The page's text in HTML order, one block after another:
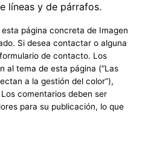
líneas y de párrafos.
página concreta de Imagen
Si desea contactar o alguna
de contacto. Los
al tema de esta página (“Las
a la gestión del color”),
comentarios deben ser
para su publicación, lo que